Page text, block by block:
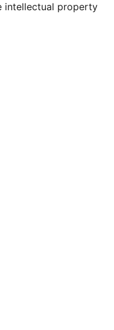
intellectual property